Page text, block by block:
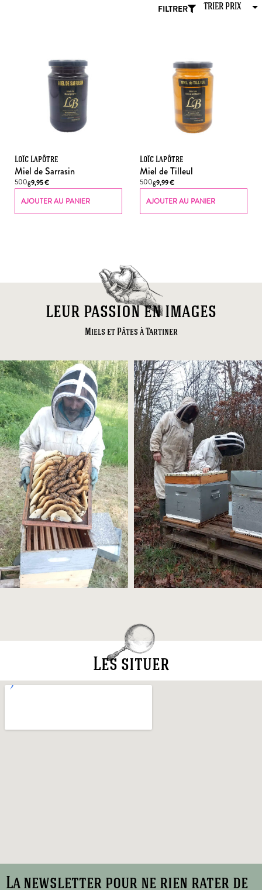
FILTRER
Loïc Lapôtre
Miel de Sarrasin
500g9,95€
AJOUTER AU PANIER
Loïc Lapôtre
Miel de Tilleul
500g9,99€
AJOUTER AU PANIER
leur passion en images
Miels et Pâtes à Tartiner
Les situer
La newsletter pour ne rien rater de